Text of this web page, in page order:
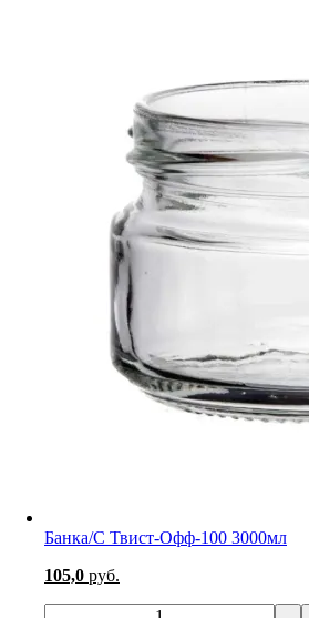
Банка/С Твист-Офф-100 3000мл
105,0 руб.